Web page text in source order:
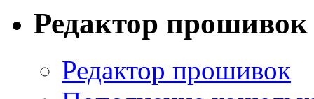
Редактор прошивок
Редактор прошивок